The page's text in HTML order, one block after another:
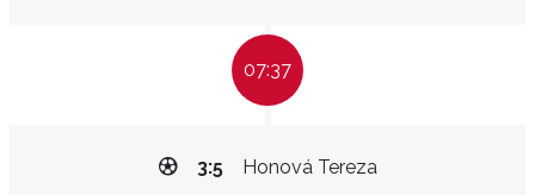
07:37
Honová Tereza
3:5